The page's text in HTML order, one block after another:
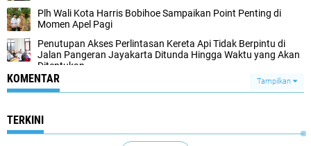
Plh Wali Kota Harris Bobihoe Sampaikan Point Penting di
Momen Apel Pagi
Penutupan Akses Perlintasan Kereta Api Tidak Berpintu di
Jalan Pangeran Jayakarta Ditunda Hingga Waktu yang Akan
Ditentukan
KOMENTAR Tampilkan
TERKINI